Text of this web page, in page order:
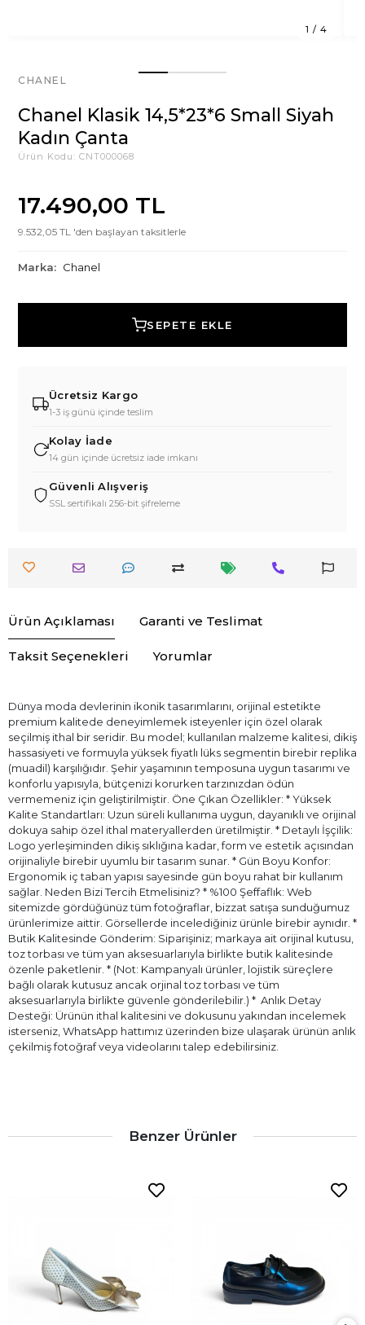
1 / 4
CHANEL
Chanel Klasik 14,5*23*6 Small Siyah
Kadın Çanta
Ürün Kodu: CNT000068
17.490,00 TL
9.532,05 TL 'den başlayan taksitlerle
Marka: Chanel
SEPETE EKLE
Ücretsiz Kargo
1-3 iş günü içinde teslim
Kolay İade
14 gün içinde ücretsiz iade imkanı
Güvenli Alışveriş
SSL sertifikalı 256-bit şifreleme
Ürün Açıklaması Garanti ve Teslimat
Taksit Seçenekleri Yorumlar
Dünya moda devlerinin ikonik tasarımlarını, orijinal estetikte
premium kalitede deneyimlemek isteyenler için özel olarak
seçilmiş ithal bir seridir. Bu model; kullanılan malzeme kalitesi, dikiş
hassasiyeti ve formuyla yüksek fiyatlı lüks segmentin birebir replika
(muadil) karşılığıdır. Şehir yaşamının temposuna uygun tasarımı ve
konforlu yapısıyla, bütçenizi korurken tarzınızdan ödün
vermemeniz için geliştirilmiştir. Öne Çıkan Özellikler: * Yüksek
Kalite Standartları: Uzun süreli kullanıma uygun, dayanıklı ve orijinal
dokuya sahip özel ithal materyallerden üretilmiştir. * Detaylı İşçilik:
Logo yerleşiminden dikiş sıklığına kadar, form ve estetik açısından
orijinaliyle birebir uyumlu bir tasarım sunar. * Gün Boyu Konfor:
Ergonomik iç taban yapısı sayesinde gün boyu rahat bir kullanım
sağlar. Neden Bizi Tercih Etmelisiniz? * %100 Şeffaflık: Web
sitemizde gördüğünüz tüm fotoğraflar, bizzat satışa sunduğumuz
ürünlerimize aittir. Görsellerde incelediğiniz ürünle birebir aynıdır. *
Butik Kalitesinde Gönderim: Siparişiniz; markaya ait orijinal kutusu,
toz torbası ve tüm yan aksesuarlarıyla birlikte butik kalitesinde
özenle paketlenir. * (Not: Kampanyalı ürünler, lojistik süreçlere
bağlı olarak kutusuz ancak orjinal toz torbası ve tüm
aksesuarlarıyla birlikte güvenle gönderilebilir.) * ⁠ Anlık Detay
Desteği: Ürünün ithal kalitesini ve dokusunu yakından incelemek
isterseniz, WhatsApp hattımız üzerinden bize ulaşarak ürünün anlık
çekilmiş fotoğraf veya videolarını talep edebilirsiniz.
Benzer Ürünler